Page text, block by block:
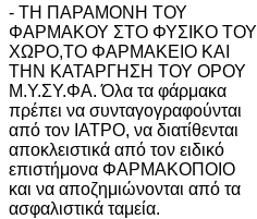
- ΤΗ ΠΑΡΑΜΟΝΗ ΤΟΥ
ΦΑΡΜΑΚΟΥ ΣΤΟ ΦΥΣΙΚΟ ΤΟΥ
ΧΩΡΟ,ΤΟ ΦΑΡΜΑΚΕΙΟ ΚΑΙ
ΤΗΝ ΚΑΤΑΡΓΗΣΗ ΤΟΥ ΟΡΟΥ
Μ.Υ.ΣΥ.ΦΑ. Όλα τα φάρμακα
πρέπει να συνταγογραφούνται
από τον ΙΑΤΡΟ, να διατίθενται
αποκλειστικά από τον ειδικό
επιστήμονα ΦΑΡΜΑΚΟΠΟΙΟ
και να αποζημιώνονται από τα
ασφαλιστικά ταμεία.